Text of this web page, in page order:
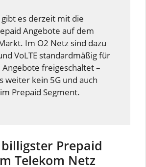
es derzeit mit die
Angebote auf dem
Im O2 Netz sind dazu
VoLTE standardmäßig für
Angebote freigeschaltet –
weiter kein 5G und auch
Prepaid Segment.
Prepaid
Telekom Netz